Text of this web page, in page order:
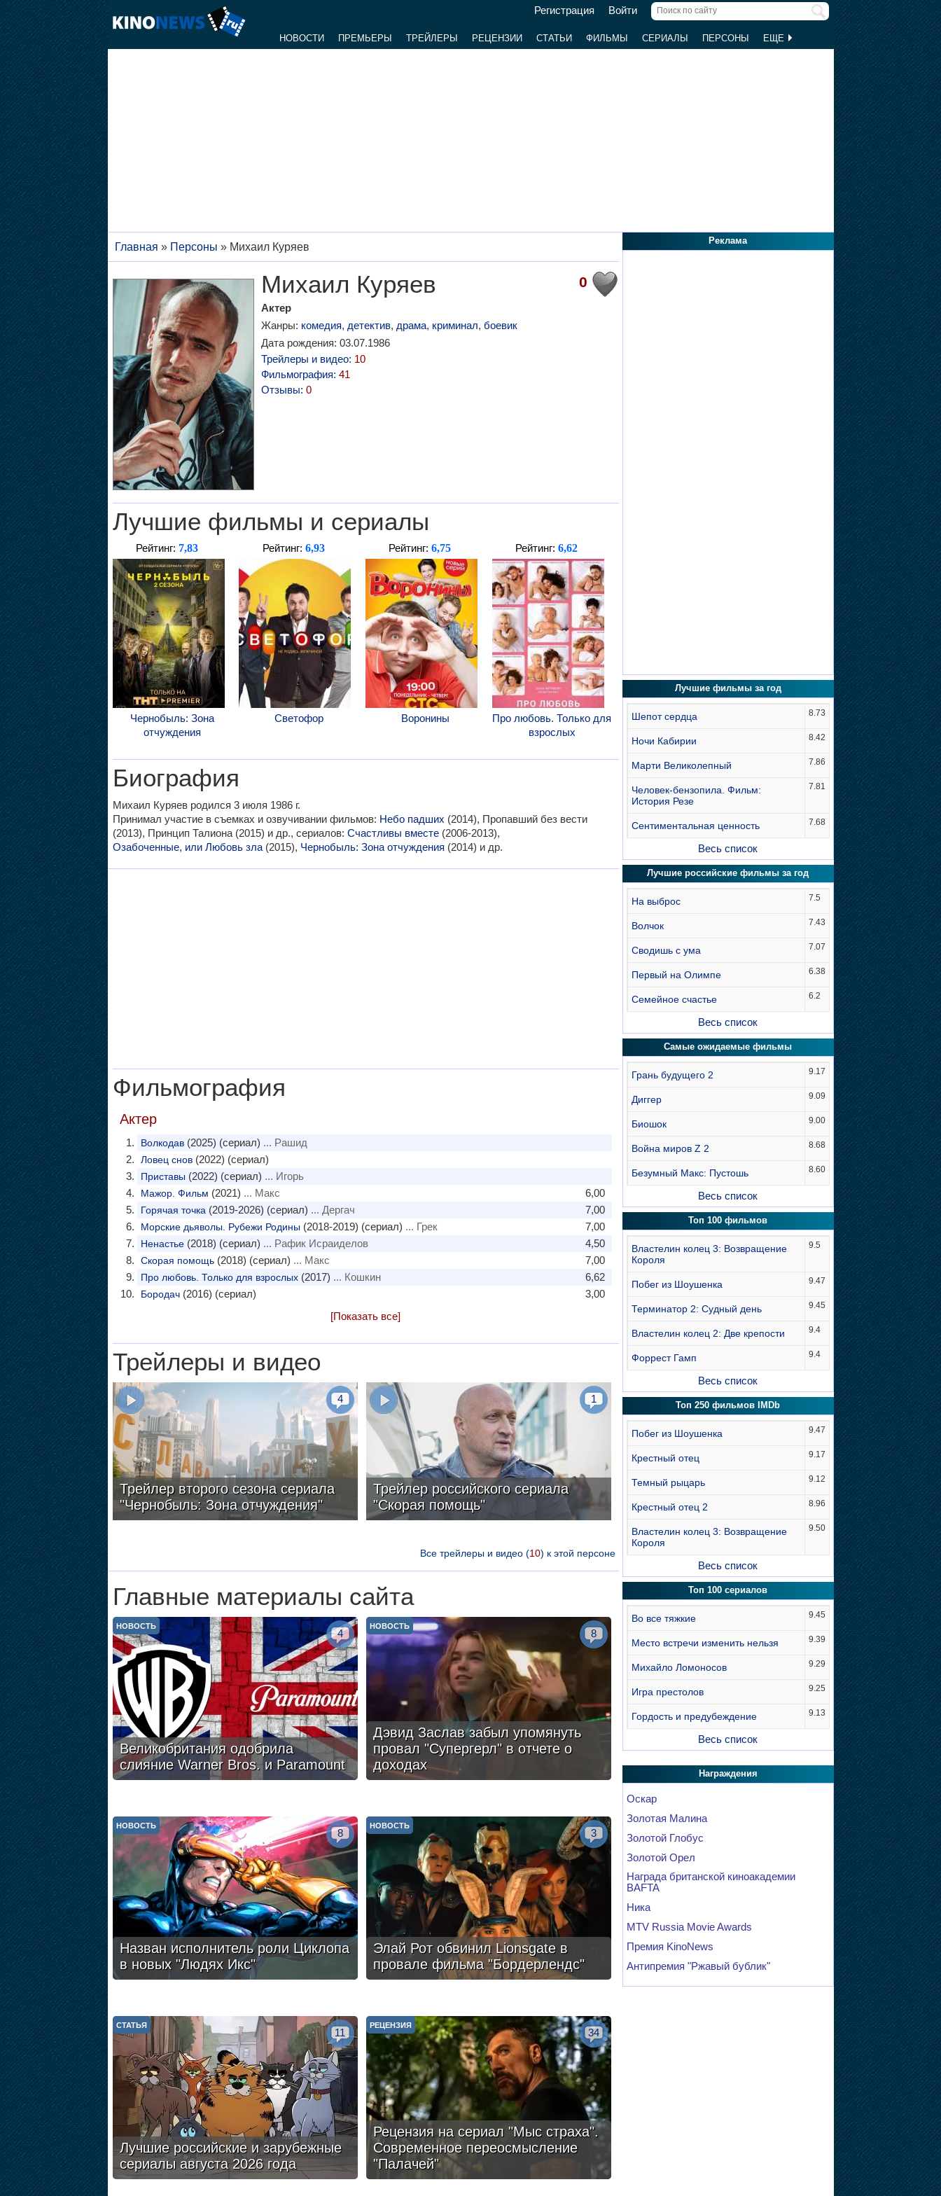
Регистрация Войти
НОВОСТИ ПРЕМЬЕРЫ ТРЕЙЛЕРЫ РЕЦЕНЗИИ СТАТЬИ ФИЛЬМЫ СЕРИАЛЫ ПЕРСОНЫ ЕЩЕ
Главная » Персоны » Михаил Куряев
0
Михаил Куряев
Актер
Жанры: комедия, детектив, драма, криминал, боевик
Дата рождения: 03.07.1986
Трейлеры и видео: 10
Фильмография: 41
Отзывы: 0
Лучшие фильмы и сериалы
Рейтинг: 7,83
Чернобыль: Зона
отчуждения
Рейтинг: 6,93
Светофор
Рейтинг:6,75
Воронины
Рейтинг:6,62
Про любовь. Только для
взрослых
Биография
Михаил Куряев родился 3 июля 1986 г.
Принимал участие в съемках и озвучивании фильмов: Небо падших (2014), Пропавший без вести
(2013), Принцип Талиона (2015) и др., сериалов: Счастливы вместе(2006-2013),
Озабоченные, или Любовь зла(2015), Чернобыль: Зона отчуждения (2014) и др.
Фильмография
Актер
Волкодав(2025) (сериал) ... Рашид
Ловец снов(2022) (сериал)
Приставы (2022) (сериал) ... Игорь
6,00
Мажор. Фильм (2021) ... Макс
7,00
Горячая точка (2019-2026) (сериал) ... Дергач
7,00
Морские дьяволы. Рубежи Родины(2018-2019) (сериал) ... Грек
4,50
Ненастье(2018) (сериал) ... Рафик Исраиделов
7,00
Скорая помощь(2018) (сериал) ... Макс
6,62
Про любовь. Только для взрослых(2017) ... Кошкин
3,00
Бородач(2016) (сериал)
[Показать все]
Трейлеры и видео
Трейлер второго сезона сериала
"Чернобыль: Зона отчуждения"
4
Трейлер российского сериала
"Скорая помощь"
1
Все трейлеры и видео (10) к этой персоне
Главные материалы сайта
Великобритания одобрила
слияние Warner Bros. и Paramount
НОВОСТЬ
4
Дэвид Заслав забыл упомянуть
провал "Супергерл" в отчете о
доходах
НОВОСТЬ
8
Назван исполнитель роли Циклопа
в новых "Людях Икс"
НОВОСТЬ
8
Элай Рот обвинил Lionsgate в
провале фильма "Бордерлендс"
НОВОСТЬ
3
Лучшие российские и зарубежные
сериалы августа 2026 года
СТАТЬЯ
11
Рецензия на сериал "Мыс страха".
Современное переосмысление
"Палачей"
РЕЦЕНЗИЯ
34
Реклама
Лучшие фильмы за год
Шепот сердца 8.73
Ночи Кабирии 8.42
Марти Великолепный 7.86
Человек-бензопила. Фильм:
История Резе
7.81
Сентиментальная ценность 7.68
Весь список
Лучшие российские фильмы за год
На выброс 7.5
Волчок 7.43
Сводишь с ума 7.07
Первый на Олимпе 6.38
Семейное счастье 6.2
Весь список
Самые ожидаемые фильмы
Грань будущего 2 9.17
Диггер 9.09
Биошок 9.00
Война миров Z 2 8.68
Безумный Макс: Пустошь 8.60
Весь список
Топ 100 фильмов
Властелин колец 3: Возвращение
Короля
9.5
Побег из Шоушенка 9.47
Терминатор 2: Судный день 9.45
Властелин колец 2: Две крепости 9.4
Форрест Гамп 9.4
Весь список
Топ 250 фильмов IMDb
Побег из Шоушенка 9.47
Крестный отец 9.17
Темный рыцарь 9.12
Крестный отец 2 8.96
Властелин колец 3: Возвращение
Короля
9.50
Весь список
Топ 100 сериалов
Во все тяжкие 9.45
Место встречи изменить нельзя 9.39
Михайло Ломоносов 9.29
Игра престолов 9.25
Гордость и предубеждение 9.13
Весь список
Награждения
Оскар
Золотая Малина
Золотой Глобус
Золотой Орел
Награда британской киноакадемии
BAFTA
Ника
MTV Russia Movie Awards
Премия KinoNews
Антипремия "Ржавый бублик"